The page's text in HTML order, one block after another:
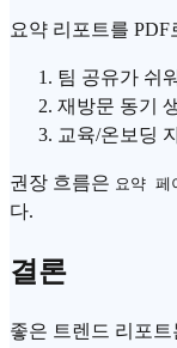
요약 리포트를
팀 공유가 쉬
재방문 동기
교육/온보딩
권장 흐름은 요약
다.
결론
좋은 트렌드 리포